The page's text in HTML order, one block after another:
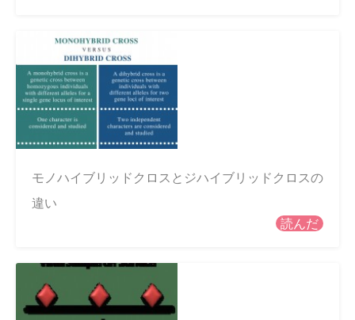
モノハイブリッドクロスとジハイブリッドクロスの
違い
読んだ